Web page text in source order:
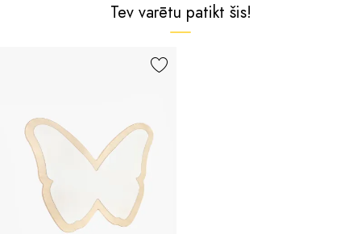
Tev varētu patikt šis!